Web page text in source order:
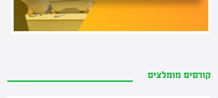
קורסים מומלצים